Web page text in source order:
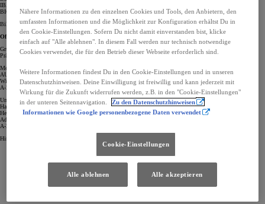
IBAN: AT934211045494990000
BIC: MVOGAT22XXX
Bilderquelle: © juland – Fotolia.com
Offenlegungspflicht nach § 25 Mediengesetz
Grundlegende Richtung des Mediums:
Präsentierung des Unternehmens sowie firmeneigene und externe Produkte (Reseller) und Dienstleistungen
Medieninhaber:
AUTOHAUS JIRKU GMBH
Wiener Straße 10 (ehem. Aderklaa 66)
A-2232 Aderklaa
Unternehmensgegenstand:
Handel mit Kfz, Reparatur von Kfz
Herr Erich Jirku
Aderklaa 66
A-2232 Aderklaa
Hintergrundbild: Bildquelle © juland – Fotolia.com
Datenschutz- und Cookie-Richtlinien
Cookie-Einstellungen / Widerruf(Öffnet ein neues Fenster)
Nähere Informationen zu den einzelnen Cookies und Tools, den Anbietern, den
umfassten Informationen und die Möglichkeit zur Konfiguration erhältst Du in
den Cookie-Einstellungen. Sofern Du nicht damit einverstanden bist, klicke
einfach auf "Alle ablehnen". In diesem Fall werden nur technisch notwendige
Cookies verwendet, die für den Betrieb dieser Webseite erforderlich sind.
Weitere Informationen findest Du in den Cookie-Einstellungen und in unseren
Datenschutzhinweisen. Deine Einwilligung ist freiwillig und kann jederzeit mit
Wirkung für die Zukunft widerrufen werden, z.B. in den "Cookie-Einstellungen"
in der unteren Seitennavigation.
Zu den Datenschutzhinweisen
Informationen wie Google personenbezogene Daten verwendet
Cookie-Einstellungen
Alle ablehnen Alle akzeptieren